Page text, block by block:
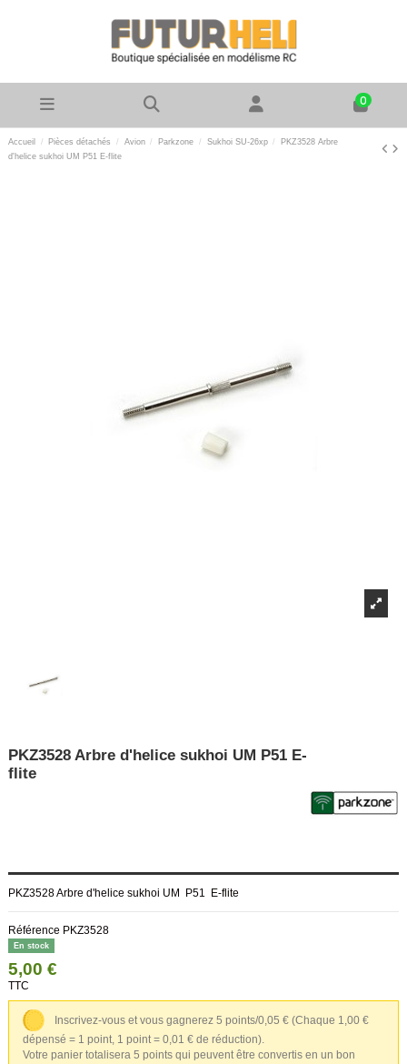
0
Accueil Pièces détachés Avion Parkzone Sukhoi SU-26xp
PKZ3528 Arbre
d'helice sukhoi UM P51 E-flite
PKZ3528 Arbre d'helice sukhoi UM P51 E-
flite
PKZ3528 Arbre d'helice sukhoi UM P51 E-flite
Référence PKZ3528
En stock
5,00 €
TTC
Inscrivez-vous et vous gagnerez 5 points/0,05 € (Chaque 1,00 €
dépensé = 1 point, 1 point = 0,01 € de réduction).
Votre panier totalisera 5 points qui peuvent être convertis en un bon